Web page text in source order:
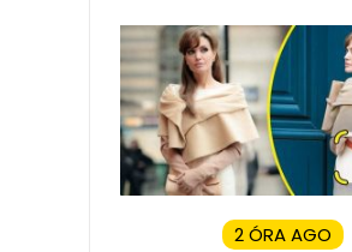
2 ÓRA AGO